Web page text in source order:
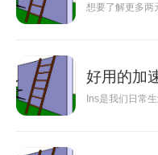
想要了解更多两
好用的加
Ins是我们日常